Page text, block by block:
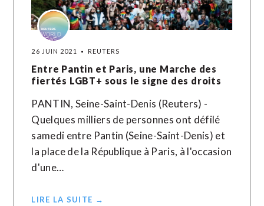
26 JUIN 2021 REUTERS
Entre Pantin et Paris, une Marche des
fiertés LGBT+ sous le signe des droits
PANTIN, Seine-Saint-Denis (Reuters) -
Quelques milliers de personnes ont défilé
samedi entre Pantin (Seine-Saint-Denis) et
la place de la République à Paris, à l'occasion
d'une…
LIRE LA SUITE →